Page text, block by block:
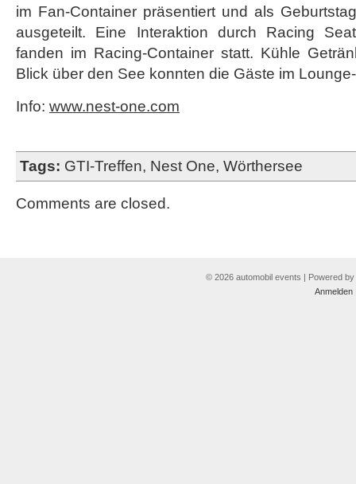
im Fan-Container präsentiert und als
ausgeteilt. Eine Interaktion durch Racing
fanden im Racing-Container statt. Kühle
Blick über den See konnten die Gäste im
Info: www.nest-one.com
Tags: GTI-Treffen, Nest One, Wörthersee
Comments are closed.
© 2026 automobil events | Powered by
Anmelden|